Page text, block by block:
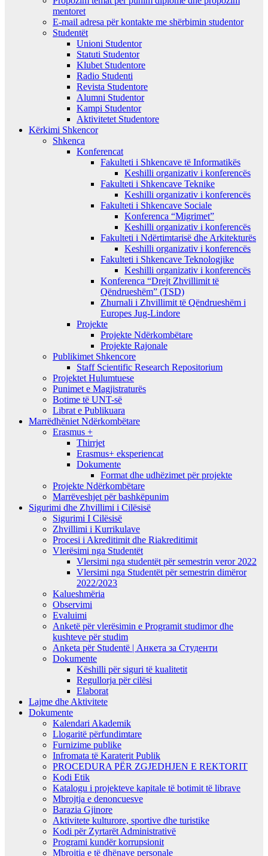
mentoret
E-mail adresa për kontakte me shërbimin studentor
Studentët
Unioni Studentor
Statuti Studentor
Klubet Studentore
Radio Studenti
Revista Studentore
Alumni Studentor
Kampi Studentor
Aktivitetet Studentore
Kërkimi Shkencor
Shkenca
Konferencat
Fakulteti i Shkencave të Informatikës
Keshilli organizativ i konferencës
Fakulteti i Shkencave Teknike
Keshilli organizativ i konferencës
Fakulteti i Shkencave Sociale
Konferenca “Migrimet”
Keshilli organizativ i konferencës
Fakulteti i Ndërtimtarisë dhe Arkitekturës
Keshilli organizativ i konferencës
Fakulteti i Shkencave Teknologjike
Keshilli organizativ i konferencës
Konferenca “Drejt Zhvillimit të
Qëndrueshëm” (TSD)
Zhurnali i Zhvillimit të Qëndrueshëm i
Europes Jug-Lindore
Projekte
Projekte Ndërkombëtare
Projekte Rajonale
Publikimet Shkencore
Staff Scientific Research Repositorium
Projektet Hulumtuese
Punimet e Magjistraturës
Botime të UNT-së
Librat e Publikuara
Marrëdhëniet Ndërkombëtare
Erasmus +
Thirrjet
Erasmus+ eksperiencat
Dokumente
Format dhe udhëzimet për projekte
Projekte Ndërkombëtare
Marrëveshjet për bashkëpunim
Sigurimi dhe Zhvillimi i Cilësisë
Sigurimi I Cilësisë
Zhvillimi i Kurrikulave
Procesi i Akreditimit dhe Riakreditimit
Vlerësimi nga Studentët
Vlersimi nga studentët për semestrin veror 2022
Vlersimi nga Studentët për semestrin dimëror
2022/2023
Kalueshmëria
Observimi
Evaluimi
Anketë për vlerësimin e Programit studimor dhe
kushteve për studim
Anketa për Studentë | Анкета за Студенти
Dokumente
Këshilli për siguri të kualitetit
Regullorja për cilësi
Elaborat
Lajme dhe Aktivitete
Dokumente
Kalendari Akademik
Llogaritë përfundimtare
Furnizime publike
Infromata të Karaterit Publik
PROCEDURA PËR ZGJEDHJEN E REKTORIT
Kodi Etik
Katalogu i projekteve kapitale të botimit të librave
Mbrojtja e denoncuesve
Barazia Gjinore
Aktivitete kulturore, sportive dhe turistike
Kodi për Zyrtarët Administrativë
Programi kundër korrupsionit
Mbrojtja e të dhënave personale